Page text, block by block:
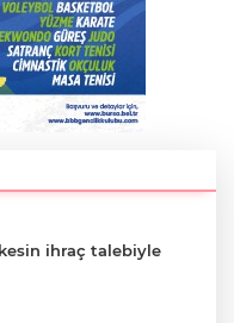
ihraç talebiyle